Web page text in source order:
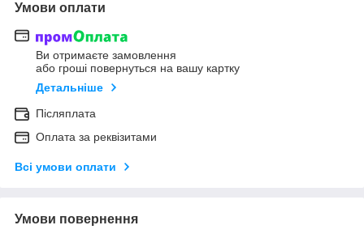
Умови оплати
Ви отримаєте замовлення
або гроші повернуться на вашу картку
Детальніше
Післяплата
Оплата за реквізитами
Всі умови оплати
Умови повернення